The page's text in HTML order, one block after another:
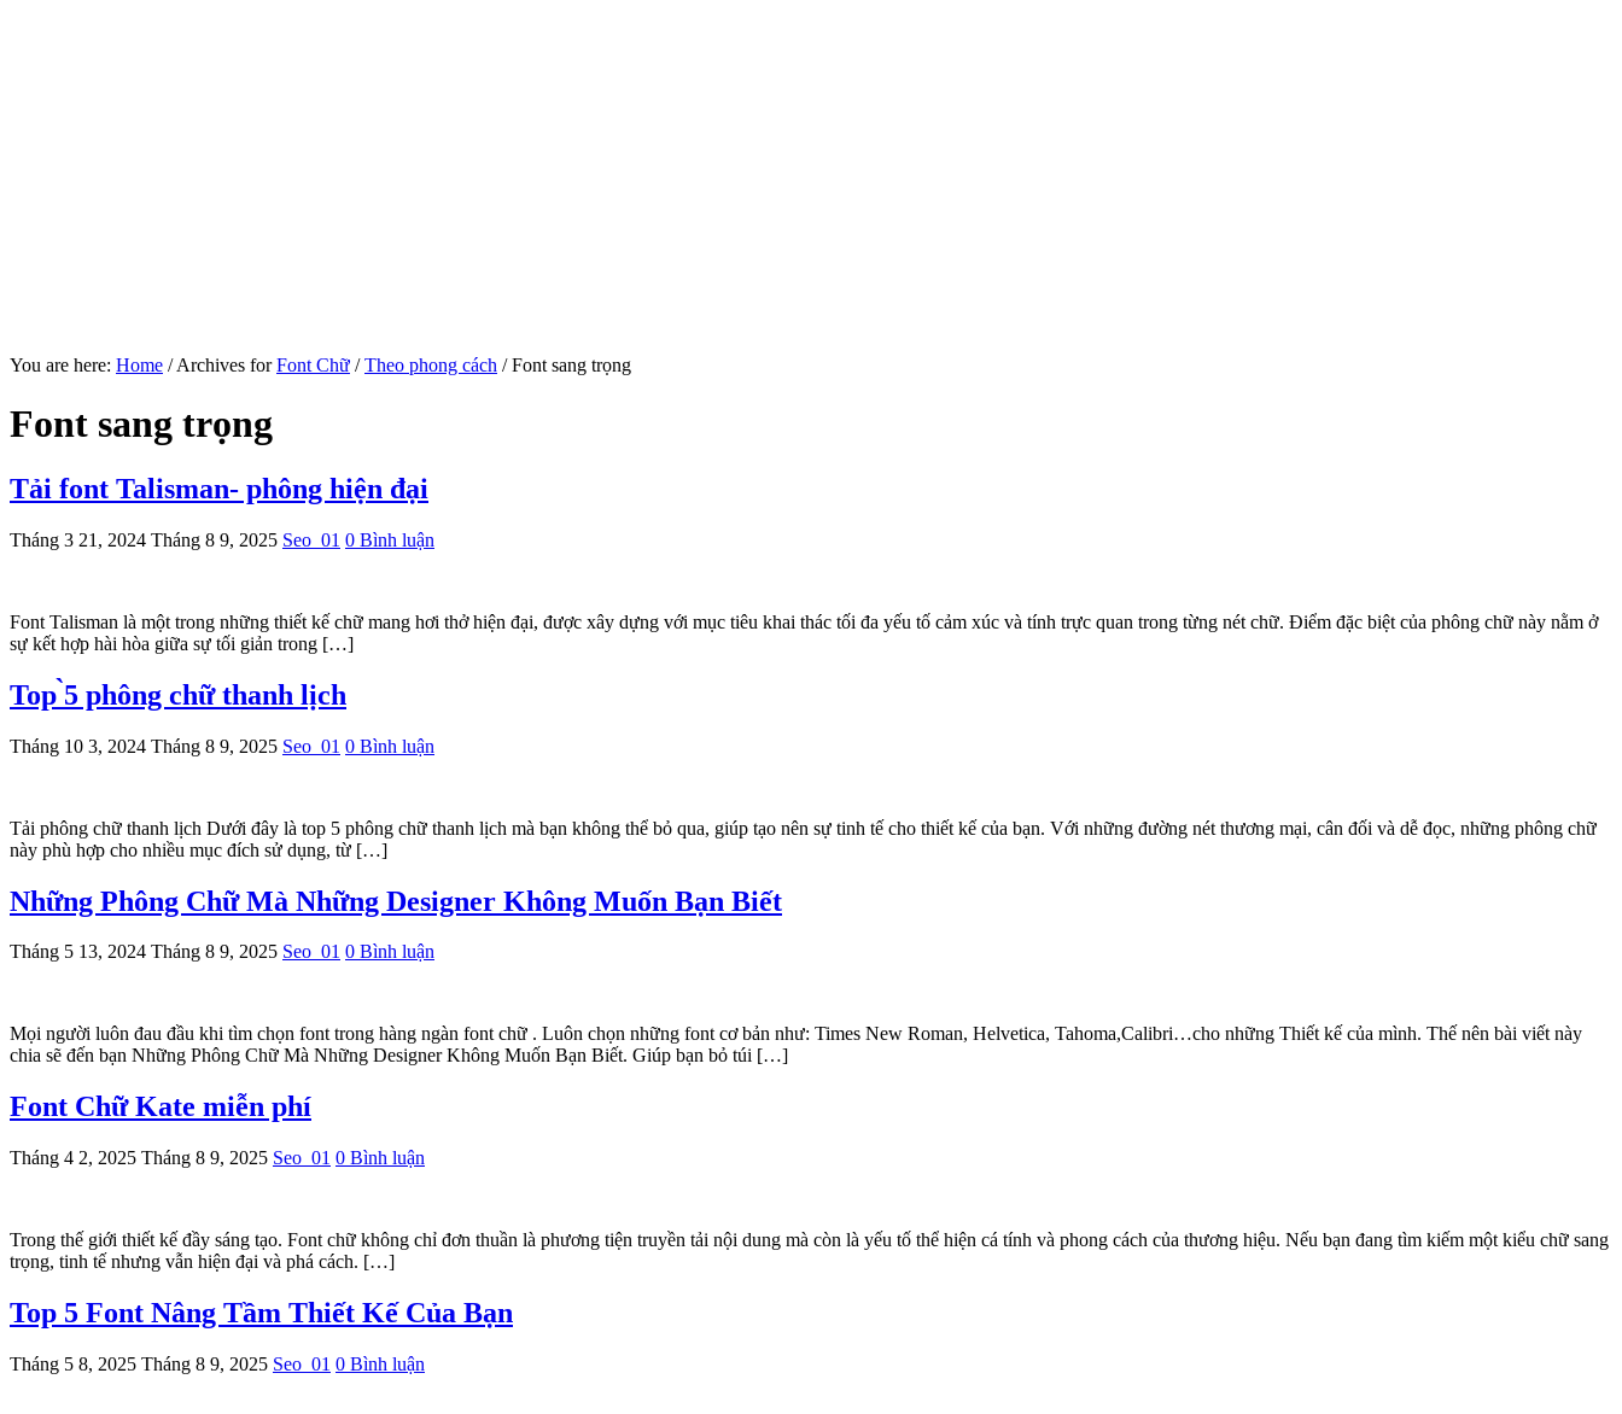
You are here: Home /Archives forFont Chữ / Theo phong cách /Font sang trọng
Font sang trọng
Tải font Talisman- phông hiện đại
Tháng 3 21, 2024 Tháng 8 9, 2025 Seo_01 0 Bình luận
Font Talisman là một trong những thiết kế chữ mang hơi thở hiện đại, được xây dựng với mục tiêu khai thác tối đa yếu tố cảm xúc và tính trực quan trong từng nét chữ. Điểm đặc biệt của phông chữ này nằm ở
sự kết hợp hài hòa giữa sự tối giản trong […]
Top ̀5 phông chữ thanh lịch
Tháng 10 3, 2024 Tháng 8 9, 2025 Seo_01 0 Bình luận
Tải phông chữ thanh lịch Dưới đây là top 5 phông chữ thanh lịch mà bạn không thể bỏ qua, giúp tạo nên sự tinh tế cho thiết kế của bạn. Với những đường nét thương mại, cân đối và dễ đọc, những phông chữ
này phù hợp cho nhiều mục đích sử dụng, từ […]
Những Phông Chữ Mà Những Designer Không Muốn Bạn Biết
Tháng 5 13, 2024 Tháng 8 9, 2025 Seo_01 0 Bình luận
Mọi người luôn đau đầu khi tìm chọn font trong hàng ngàn font chữ . Luôn chọn những font cơ bản như: Times New Roman, Helvetica, Tahoma,Calibri…cho những Thiết kế của mình. Thế nên bài viết này
chia sẽ đến bạn Những Phông Chữ Mà Những Designer Không Muốn Bạn Biết. Giúp bạn bỏ túi […]
Font Chữ Kate miễn phí
Tháng 4 2, 2025 Tháng 8 9, 2025 Seo_01 0 Bình luận
Trong thế giới thiết kế đầy sáng tạo. Font chữ không chỉ đơn thuần là phương tiện truyền tải nội dung mà còn là yếu tố thể hiện cá tính và phong cách của thương hiệu. Nếu bạn đang tìm kiếm một kiểu chữ sang
trọng, tinh tế nhưng vẫn hiện đại và phá cách. […]
Top 5 Font Nâng Tầm Thiết Kế Của Bạn
Tháng 5 8, 2025 Tháng 8 9, 2025 Seo_01 0 Bình luận